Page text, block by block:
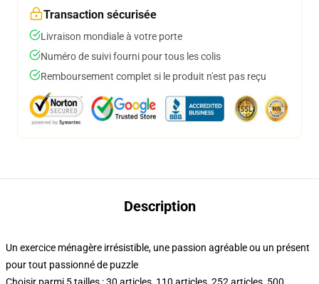
Transaction sécurisée
Livraison mondiale à votre porte
Numéro de suivi fourni pour tous les colis
Remboursement complet si le produit n'est pas reçu
Description
Un exercice ménagère irrésistible, une passion agréable ou un présent
pour tout passionné de puzzle